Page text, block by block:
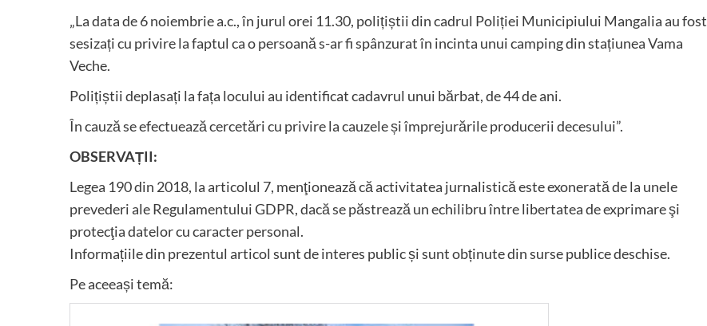
„La data de 6 noiembrie a.c., în jurul orei 11.30, polițiștii din cadrul Poliției Municipiului Mangalia au fost
sesizați cu privire la faptul ca o persoană s-ar fi spânzurat în incinta unui camping din stațiunea Vama
Veche.
Polițiștii deplasați la fața locului au identificat cadavrul unui bărbat, de 44 de ani.
În cauză se efectuează cercetări cu privire la cauzele și împrejurările producerii decesului”.
OBSERVAȚII:
Legea 190 din 2018, la articolul 7, menţionează că activitatea jurnalistică este exonerată de la unele
prevederi ale Regulamentului GDPR, dacă se păstrează un echilibru între libertatea de exprimare şi
protecţia datelor cu caracter personal.
Informațiile din prezentul articol sunt de interes public și sunt obținute din surse publice deschise.
Pe aceeași temă: